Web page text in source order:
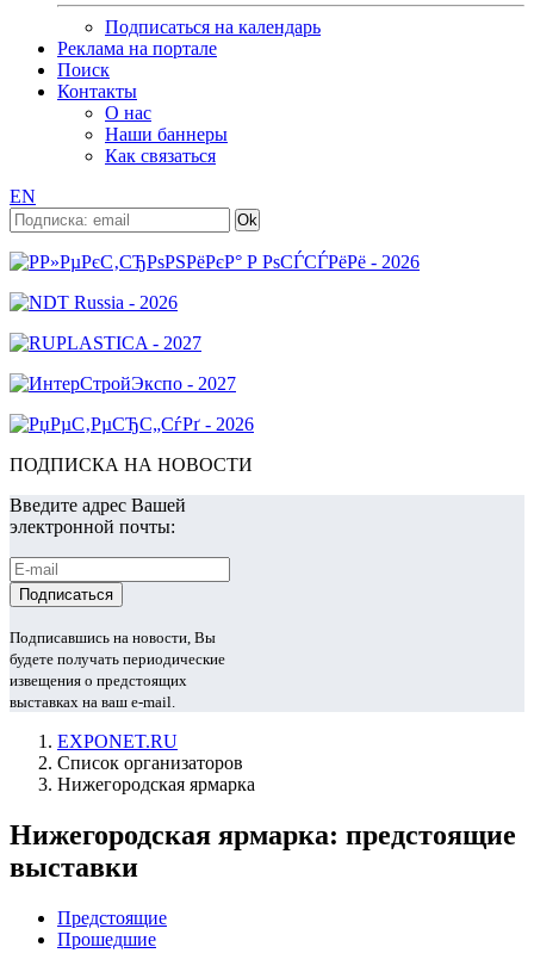
Подписаться на календарь
Реклама на портале
Поиск
Контакты
О нас
Наши баннеры
Как связаться
EN
ПОДПИСКА НА НОВОСТИ
Введите адрес Вашей
электронной почты:
Подписавшись на новости, Вы
будете получать периодические
извещения о предстоящих
выставках на ваш e-mail.
EXPONET.RU
Список организаторов
Нижегородская ярмарка
Нижегородская ярмарка: предстоящие
выставки
Предстоящие
Прошедшие